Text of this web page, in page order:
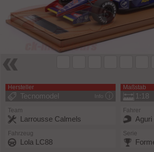
Hersteller
Info
Tecnomodel
Maßstab
1:18
Team
Larrousse Calmels
Fahrer
Aguri
Fahrzeug
Lola LC88
Serie